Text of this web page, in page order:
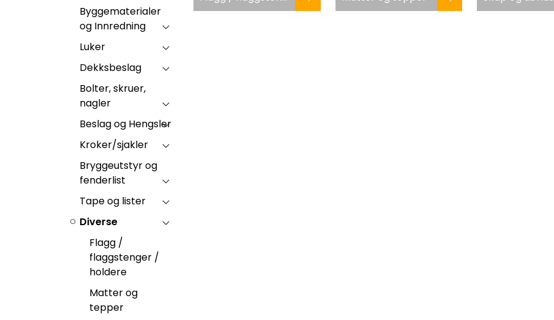
Byggematerialer
og Innredning
Luker
Dekksbeslag
Bolter, skruer,
nagler
Beslag og Hengsler
Kroker/sjakler
Bryggeutstyr og
fenderlist
Tape og lister
Diverse
Flagg /
flaggstenger /
holdere
Matter og
tepper